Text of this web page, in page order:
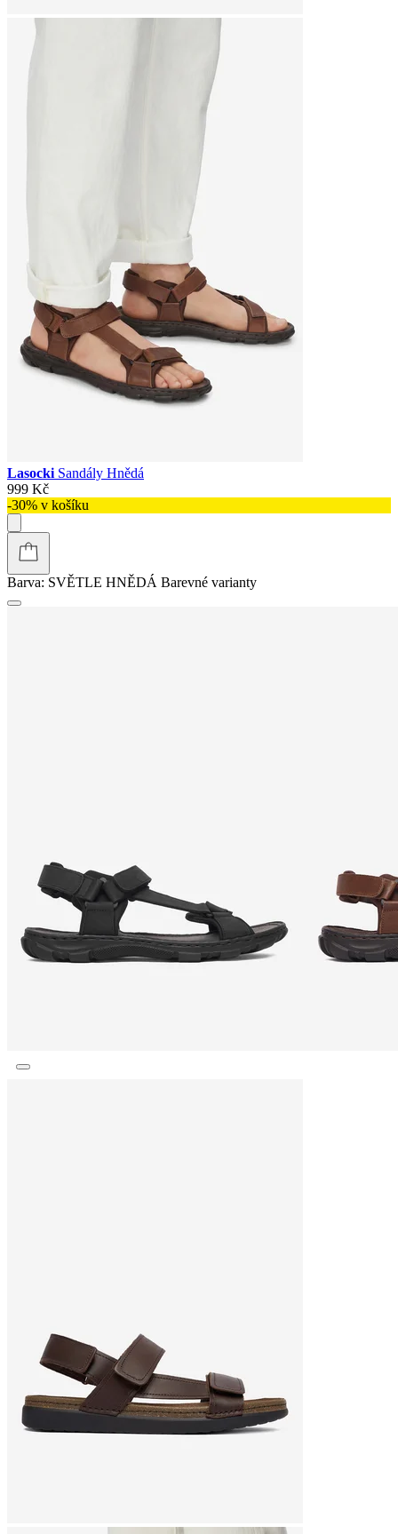
Lasocki Sandály Hnědá
999 Kč
-30% v košíku
Barva: SVĚTLE HNĚDÁ Barevné varianty